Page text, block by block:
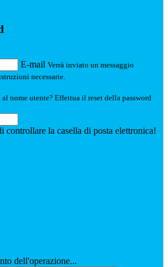
E-mail Verrà inviato un messaggio
necessarie.
nome utente? Effettua il reset della password
controllare la casella di posta elettronica!
dell'operazione...